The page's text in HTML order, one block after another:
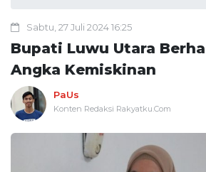
Sabtu, 27 Juli 2024 16:25
Bupati Luwu Utara
Angka Kemiskinan
PaUs
Konten Redaksi Rakyatku.Com